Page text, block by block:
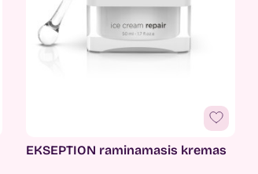
EKSEPTION raminamasis kremas